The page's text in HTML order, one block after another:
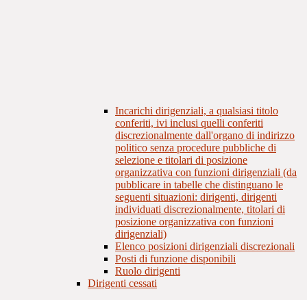
Incarichi dirigenziali, a qualsiasi titolo
conferiti, ivi inclusi quelli conferiti
discrezionalmente dall'organo di indirizzo
politico senza procedure pubbliche di
selezione e titolari di posizione
organizzativa con funzioni dirigenziali (da
pubblicare in tabelle che distinguano le
seguenti situazioni: dirigenti, dirigenti
individuati discrezionalmente, titolari di
posizione organizzativa con funzioni
dirigenziali)
Elenco posizioni dirigenziali discrezionali
Posti di funzione disponibili
Ruolo dirigenti
Dirigenti cessati